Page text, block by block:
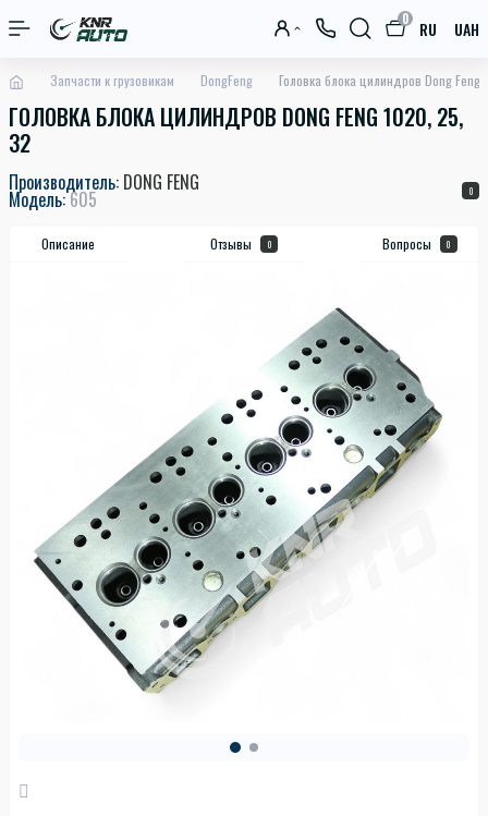
0 RU UAH
Запчасти к грузовикам DongFeng Головка блока цилиндров Dong
ГОЛОВКА БЛОКА ЦИЛИНДРОВ DONG FENG 1020, 25,
32
Производитель: DONG FENG
Модель:605 0
Описание Отзывы 0 Вопросы 0